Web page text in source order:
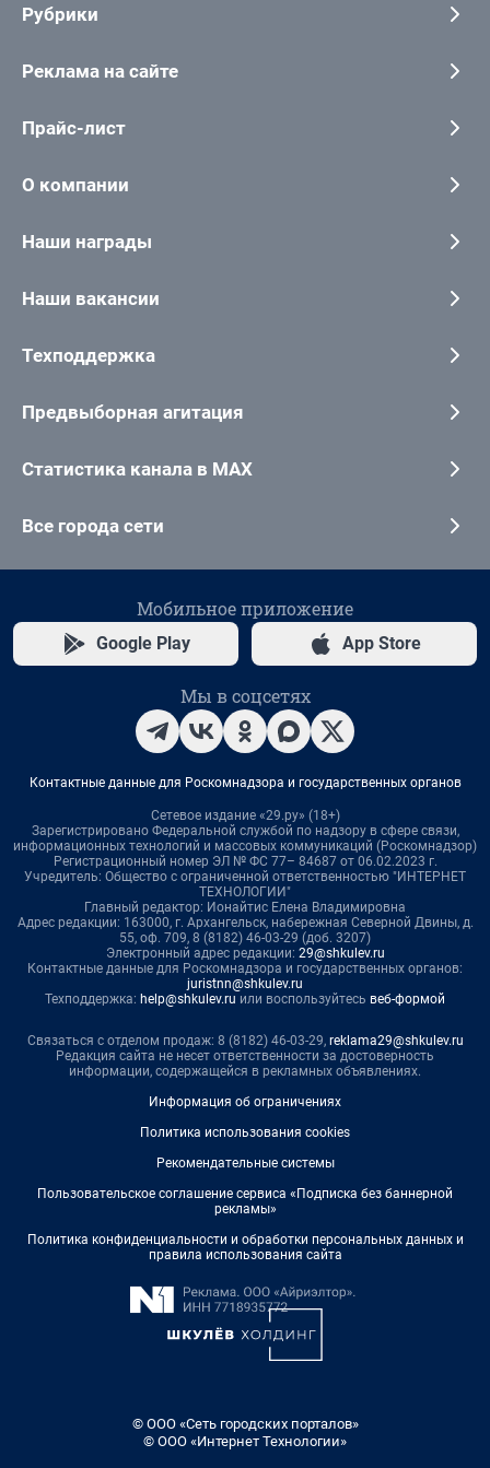
Рубрики
Реклама на сайте
Прайс-лист
О компании
Наши награды
Наши вакансии
Техподдержка
Предвыборная агитация
Статистика канала в MAX
Все города сети
Мобильное приложение
Google Play App Store
Мы в соцсетях
Контактные данные для Роскомнадзора и государственных органов
Сетевое издание «29.ру» (18+)
Зарегистрировано Федеральной службой по надзору в сфере связи,
информационных технологий и массовых коммуникаций (Роскомнадзор)
Регистрационный номер ЭЛ № ФС 77– 84687 от 06.02.2023 г.
Учредитель: Общество с ограниченной ответственностью "ИНТЕРНЕТ
ТЕХНОЛОГИИ"
Главный редактор: Ионайтис Елена Владимировна
Адрес редакции: 163000, г. Архангельск, набережная Северной Двины, д.
55, оф. 709, 8 (8182) 46-03-29 (доб. 3207)
Электронный адрес редакции: 29@shkulev.ru
Контактные данные для Роскомнадзора и государственных органов:
juristnn@shkulev.ru
Техподдержка: help@shkulev.ru или воспользуйтесь веб-формой
Связаться с отделом продаж: 8 (8182) 46-03-29, reklama29@shkulev.ru
Редакция сайта не несет ответственности за достоверность
информации, содержащейся в рекламных объявлениях.
Информация об ограничениях
Политика использования cookies
Рекомендательные системы
Пользовательское соглашение сервиса «Подписка без баннерной
рекламы»
Политика конфиденциальности и обработки персональных данных и
правила использования сайта
© ООО «Сеть городских порталов»
© ООО «Интернет Технологии»